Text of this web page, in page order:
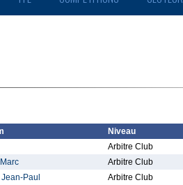
Niveau
Arbitre Club
Arbitre Club
Paul
Arbitre Club